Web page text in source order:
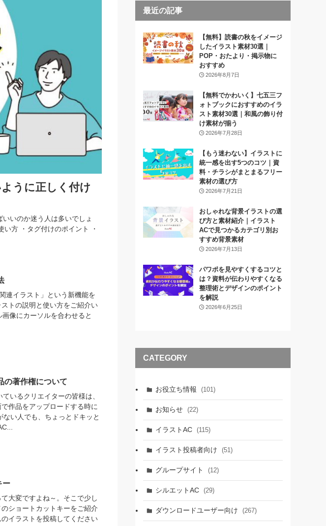
うに正しく付け
いのか迷う人は多いでしょ
方 ・タグ付けのポイント ・
連イラスト」という新機能を
トの説明と使い方をご紹介い
像にカーソルを合わせると
の著作権について
いるクリエイターの皆様は、
作品をアップロードする時に
い人でも、ちょっとドキッと
ー
大変ですよね～。そこで少し
ショートカットキーをご紹介
イラストを投稿してください
最近の記事
【無料】読書の秋をイメージ
したイラスト素材30選｜
POP・おたより・掲示物に
おすすめ
2026年8月7日
【無料でかわいく】七五三フ
ォトブックにおすすめのイラ
スト素材30選｜和風の飾り付
け素材が揃う
2026年7月28日
【もう迷わない】イラストに
統一感を出す5つのコツ｜資
料・チラシがまとまるフリー
素材の選び方
2026年7月21日
おしゃれな背景イラストの選
び方と素材紹介｜イラスト
ACで見つかるカテゴリ別お
すすめ背景素材
2026年7月13日
パワポを見やすくするコツと
は？資料が伝わりやすくなる
整理術とデザインのポイント
を解説
2026年6月25日
CATEGORY
お役立ち情報 (101)
お知らせ (22)
イラストAC (115)
イラスト投稿者向け (51)
グループサイト (12)
シルエットAC (29)
ダウンロードユーザー向け (267)